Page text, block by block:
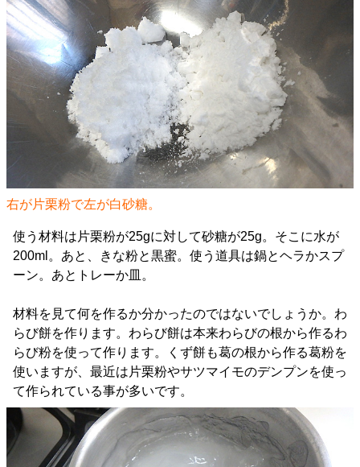
右が片栗粉で左が白砂糖。
使う材料は片栗粉が25gに対して砂糖が25g。そこに水が
200ml。あと、きな粉と黒蜜。使う道具は鍋とヘラかスプ
ーン。あとトレーか皿。
材料を見て何を作るか分かったのではないでしょうか。わ
らび餅を作ります。わらび餅は本来わらびの根から作るわ
らび粉を使って作ります。くず餅も葛の根から作る葛粉を
使いますが、最近は片栗粉やサツマイモのデンプンを使っ
て作られている事が多いです。